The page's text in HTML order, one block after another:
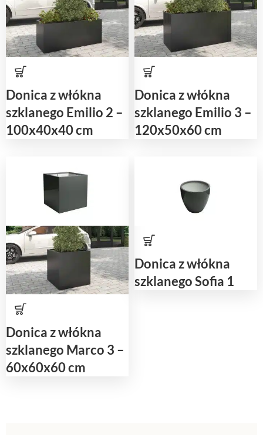
Donica z włókna
szklanego Emilio 2 –
100x40x40 cm
Donica z włókna
szklanego Emilio 3 –
120x50x60 cm
Donica z włókna
szklanego Marco 3 –
60x60x60 cm
Donica z włókna
szklanego Sofia 1